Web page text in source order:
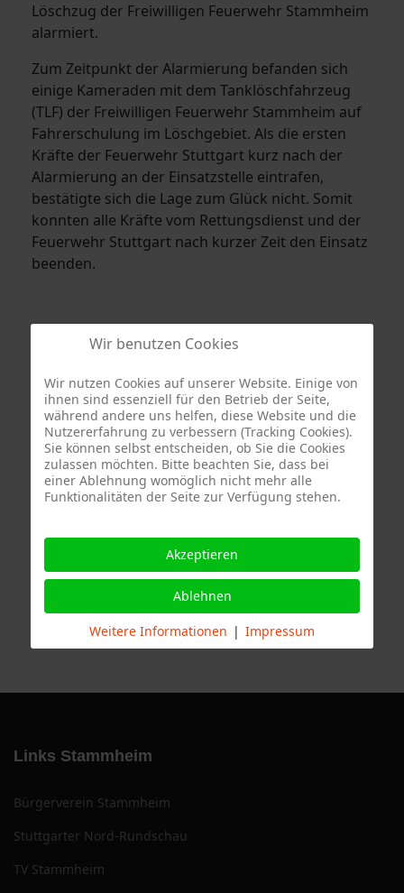
Löschzug der Freiwilligen Feuerwehr Stammheim
alarmiert.
Zum Zeitpunkt der Alarmierung befanden sich
einige Kameraden mit dem Tanklöschfahrzeug
(TLF) der Freiwilligen Feuerwehr Stammheim auf
Fahrerschulung im Löschgebiet. Als die ersten
Kräfte der Feuerwehr Stuttgart kurz nach der
Alarmierung an der Einsatzstelle eintrafen,
bestätigte sich die Lage zum Glück nicht. Somit
konnten alle Kräfte vom Rettungsdienst und der
Feuerwehr Stuttgart nach kurzer Zeit den Einsatz
beenden.
Termine
Links Stammheim
Bürgerverein Stammheim
Stuttgarter Nord-Rundschau
TV Stammheim
Wir benutzen Cookies
Wir nutzen Cookies auf unserer Website. Einige von
ihnen sind essenziell für den Betrieb der Seite,
während andere uns helfen, diese Website und die
Nutzererfahrung zu verbessern (Tracking Cookies).
Sie können selbst entscheiden, ob Sie die Cookies
zulassen möchten. Bitte beachten Sie, dass bei
einer Ablehnung womöglich nicht mehr alle
Funktionalitäten der Seite zur Verfügung stehen.
Akzeptieren
Ablehnen
Weitere Informationen | Impressum